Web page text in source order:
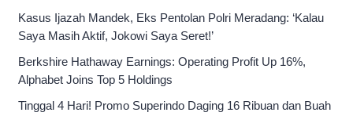
Kasus Ijazah Mandek, Eks Pentolan Polri Meradang: ‘Kalau
Saya Masih Aktif, Jokowi Saya Seret!’
Berkshire Hathaway Earnings: Operating Profit Up 16%,
Alphabet Joins Top 5 Holdings
Tinggal 4 Hari! Promo Superindo Daging 16 Ribuan dan Buah